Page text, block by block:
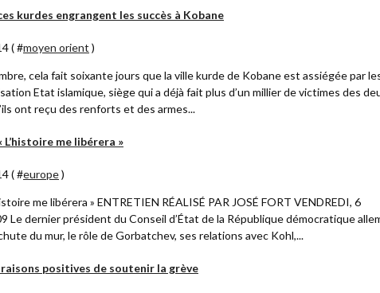
kurdes engrangent les succès à Kobane
( #moyen orient )
cela fait soixante jours que la ville kurde de Kobane est assiégée par
Etat islamique, siège qui a déjà fait plus d’un millier de victimes des
ont reçu des renforts et des armes...
L’histoire me libérera »
( #europe)
me libérera » ENTRETIEN RÉALISÉ PAR JOSÉ FORT VENDREDI, 6
Le dernier président du Conseil d’État de la République démocratique
du mur, le rôle de Gorbatchev, ses relations avec Kohl,...
raisons positives de soutenir la grève